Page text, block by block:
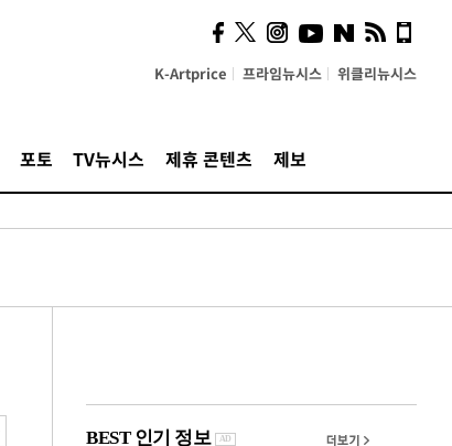
K-Artprice 프라임뉴시스 위클리뉴시스
포토 TV뉴시스 제휴 콘텐츠 제보
시, 스마트폰 액세서리에
NFC 더했다